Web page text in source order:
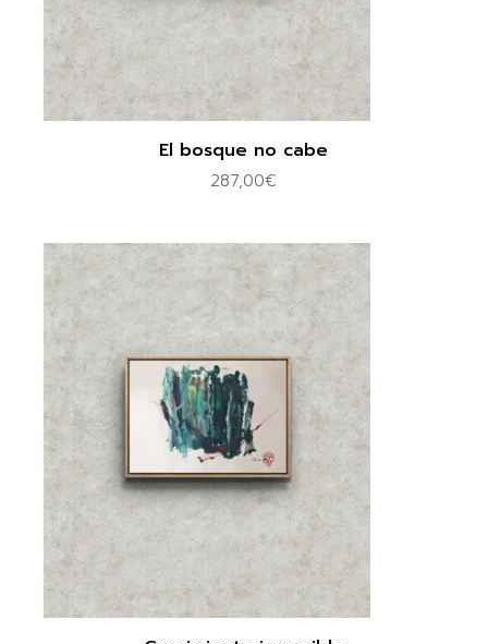
El bosque no cabe
287,00€